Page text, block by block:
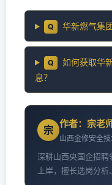
Q 华新燃气集
Q
如何获取华
息？
宗
作者：宗老
山西金修安全
深耕山西央国企招
上岸，擅长选岗分